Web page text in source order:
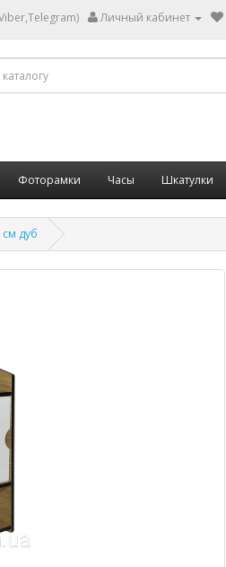
Личный кабинет
Фоторамки Часы Шкатулки
дуб